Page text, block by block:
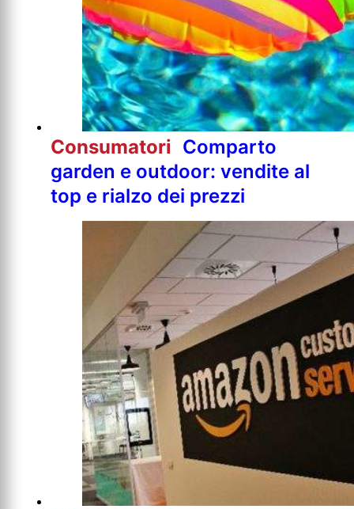
Consumatori Comparto
garden e outdoor: vendite al
top e rialzo dei prezzi